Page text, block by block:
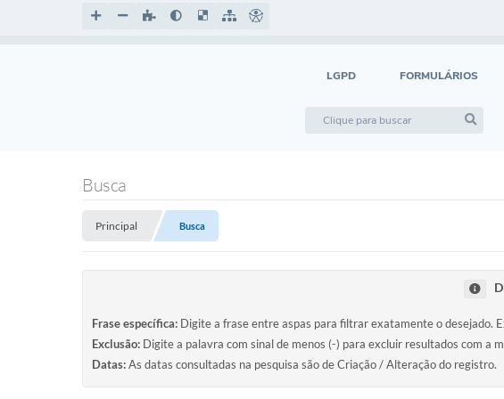
LGPD FORMULÁRIOS
Busca
Principal Busca
Frase específica: Digite a frase entre aspas para filtrar exatamente o desejado.
Exclusão: Digite a palavra com sinal de menos (-) para excluir resultados com a
Datas:As datas consultadas na pesquisa são de Criação / Alteração do registro.